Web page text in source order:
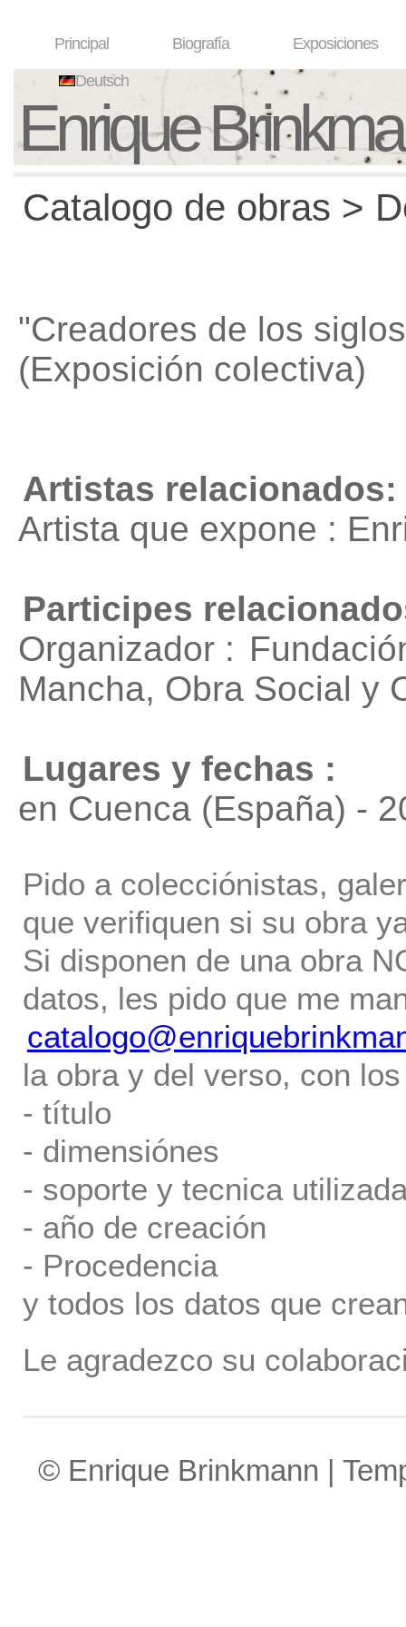
Principal Biografía Exposiciones
Deutsch
Enrique
Catalogo de obras >
"Creadores de los
(Exposición colectiva)
Artistas relacionados:
Artista que expone :
Participes
Organizador :
Mancha, Obra Social y
Lugares y fechas :
en Cuenca (España) -
Pido a colecciónistas,
que verifiquen si su obra
Si disponen de una obra
datos, les pido que me
la obra y del verso, con
- título
- dimensiónes
- soporte y tecnica
- año de creación
- Procedencia
y todos los datos que
Le agradezco su
© Enrique Brinkmann |